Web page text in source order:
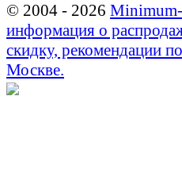
© 2004 - 2026
информация о
скидку, рекомендации
Москве.